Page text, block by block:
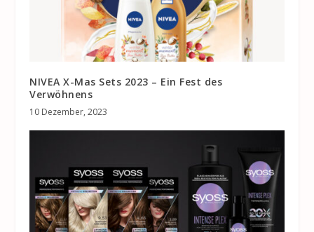
NIVEA X-Mas Sets 2023 – Ein Fest des
Verwöhnens
10 Dezember, 2023